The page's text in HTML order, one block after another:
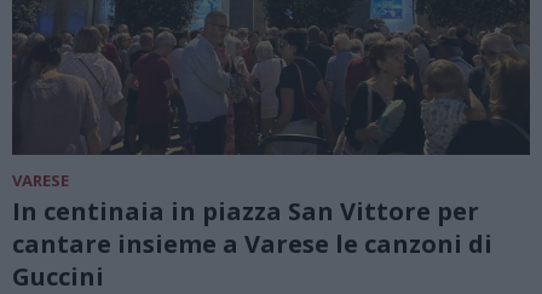
VARESE
In centinaia in piazza San Vittore per
cantare insieme a Varese le canzoni di
Guccini